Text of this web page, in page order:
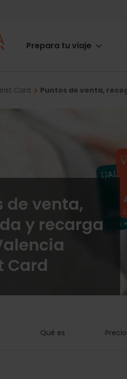
Main
Prepara tu viaje
Card Puntos de venta,
de venta,
y recarga
Card
Qué es